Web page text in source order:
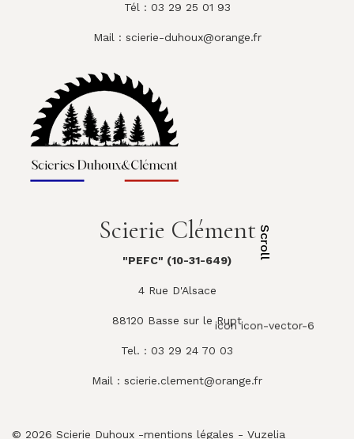
Scroll
icon icon-vector-6
Tél : 03 29 25 01 93
Mail : scierie-duhoux@orange.fr
Scierie Clément
"PEFC" (10-31-649)
4 Rue D'Alsace
88120 Basse sur le Rupt
Tel. : 03 29 24 70 03
Mail : scierie.clement@orange.fr
© 2026 Scierie Duhoux -mentions légales - Vuzelia